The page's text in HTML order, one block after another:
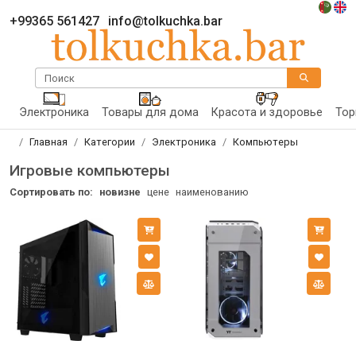
+99365 561427 info@tolkuchka.bar
Поиск
Электроника Товары для дома Красота и здоровье
Главная Категории Электроника Компьютеры
Игровые компьютеры
Сортировать по: новизне цене наименованию